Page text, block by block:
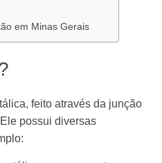
em Minas Gerais
feito através da junção
possui diversas